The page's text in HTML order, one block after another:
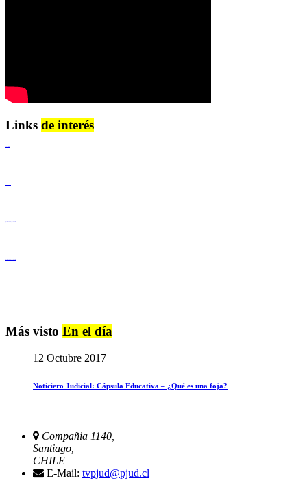
Links de interés
Más visto En el día
12 Octubre 2017
Noticiero Judicial: Cápsula Educativa – ¿Qué es una foja?
Compañia 1140,
Santiago,
CHILE
E-Mail: tvpjud@pjud.cl